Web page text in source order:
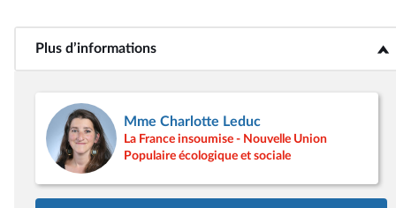
Plus d’informations<b>Plus d’informations</b>
Mme Charlotte Leduc
La France insoumise - Nouvelle Union
Populaire écologique et sociale